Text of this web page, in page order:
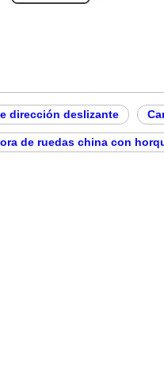
dirección deslizante
de ruedas china con